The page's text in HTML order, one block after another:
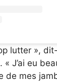
lutter »,
J’ai eu
de mes